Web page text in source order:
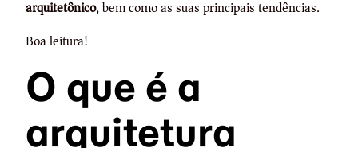
arquitetônico, bem como as suas principais tendências.
Boa leitura!
O que é a
arquitetura